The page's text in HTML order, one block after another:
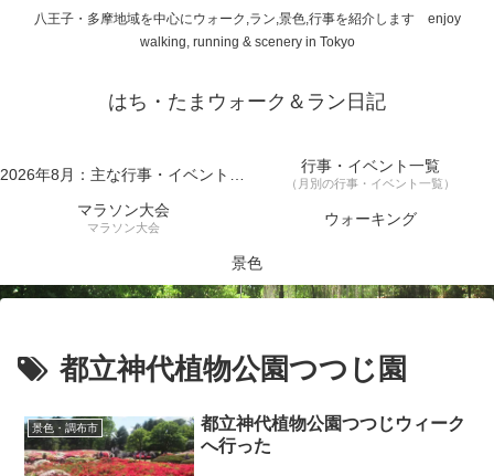
八王子・多摩地域を中心にウォーク,ラン,景色,行事を紹介します enjoy
walking, running & scenery in Tokyo
はち・たまウォーク＆ラン日記
2026年8月：主な行事・イベント一覧 行事・イベント一覧
（月別の行事・イベント一覧）
マラソン大会
マラソン大会 ウォーキング
景色
都立神代植物公園つつじ園
景色・調布市
都立神代植物公園つつじウィーク
へ行った